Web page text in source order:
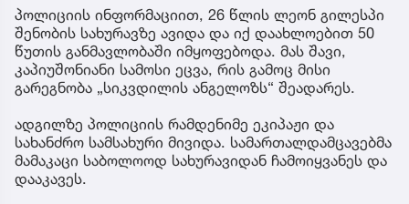
პოლიციის ინფორმაციით, 26 წლის ლეონ გილესპი
შენობის სახურავზე ავიდა და იქ დაახლოებით 50
წუთის განმავლობაში იმყოფებოდა. მას შავი,
კაპიუშონიანი სამოსი ეცვა, რის გამოც მისი
გარეგნობა „სიკვდილის ანგელოზს“ შეადარეს.
ადგილზე პოლიციის რამდენიმე ეკიპაჟი და
სახანძრო სამსახური მივიდა. სამართალდამცავებმა
მამაკაცი საბოლოოდ სახურავიდან ჩამოიყვანეს და
დააკავეს.